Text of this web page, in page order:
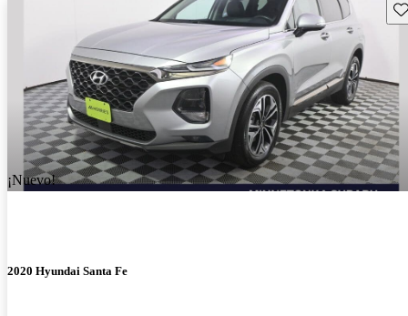
¡Nuevo!
2020 Hyundai Santa Fe